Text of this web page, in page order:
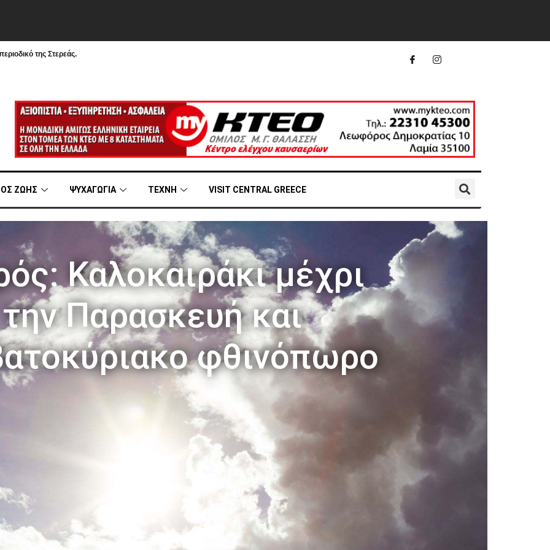
της Στερεάς.
ΖΩΗΣ ΨΥΧΑΓΩΓΙΑ ΤΕΧΝΗ VISIT CENTRAL GREECE
Καλοκαιράκι μέχρι
την Παρασκευή και
φθινόπωρο